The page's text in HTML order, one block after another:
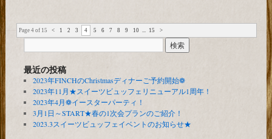
Page 4 of 15 < 1 2 3 4 5 6 7 8 9 10 ... 15 >
最近の投稿
2023年FINCHのChristmasディナーご予約開始❁
2023年11月★スイーツビュッフェリニューアル1周年！
2023年4月❁イースターパーティ！
3月1日～START★春の1次会プランのご紹介！
2023.3スイーツビュッフェイベントのお知らせ★